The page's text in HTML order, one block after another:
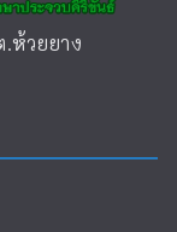
ห้วยยาง